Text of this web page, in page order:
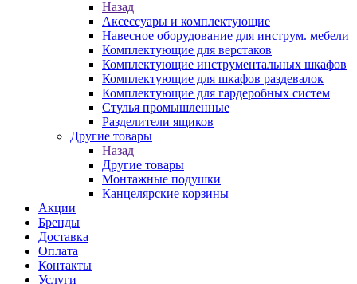
Назад
Аксессуары и комплектующие
Навесное оборудование для инструм. мебели
Комплектующие для верстаков
Комплектующие инструментальных шкафов
Комплектующие для шкафов раздевалок
Комплектующие для гардеробных систем
Стулья промышленные
Разделители ящиков
Другие товары
Назад
Другие товары
Монтажные подушки
Канцелярские корзины
Акции
Бренды
Доставка
Оплата
Контакты
Услуги